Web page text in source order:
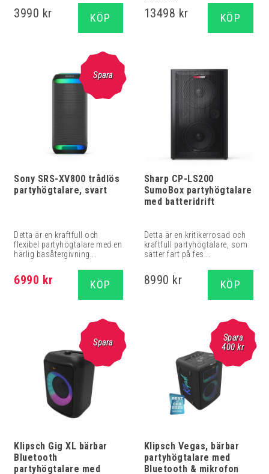
3990 kr KÖP 13498 kr KÖP
Spara
Sony SRS-XV800 trådlös
partyhögtalare, svart
Detta är en kraftfull och
flexibel partyhögtalare med en
härlig basåtergivning...
6990 kr KÖP
Sharp CP-LS200
SumoBox partyhögtalare
med batteridrift
Detta är en kritikerrosad och
kraftfull partyhögtalare, som
sätter fart på fes...
8990 kr KÖP
Spara
Klipsch Gig XL bärbar
Bluetooth
partyhögtalare med
Spara
400kr
Klipsch Vegas, bärbar
partyhögtalare med
Bluetooth & mikrofon